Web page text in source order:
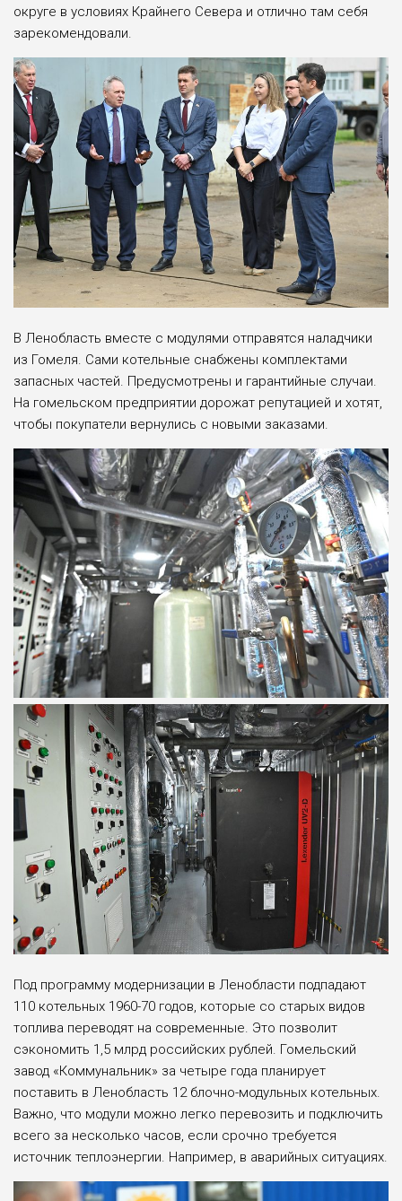
округе в условиях Крайнего Севера и отлично там себя
зарекомендовали.
В Ленобласть вместе с модулями отправятся наладчики
из Гомеля. Сами котельные снабжены комплектами
запасных частей. Предусмотрены и гарантийные случаи.
На гомельском предприятии дорожат репутацией и хотят,
чтобы покупатели вернулись с новыми заказами.
Под программу модернизации в Ленобласти подпадают
110 котельных 1960-70 годов, которые со старых видов
топлива переводят на современные. Это позволит
сэкономить 1,5 млрд российских рублей. Гомельский
завод «Коммунальник» за четыре года планирует
поставить в Ленобласть 12 блочно-модульных котельных.
Важно, что модули можно легко перевозить и подключить
всего за несколько часов, если срочно требуется
источник теплоэнергии. Например, в аварийных ситуациях.